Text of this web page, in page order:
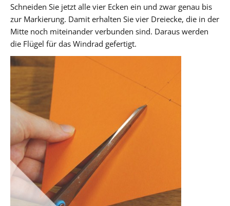
Schneiden Sie jetzt alle vier Ecken ein und zwar genau bis
zur Markierung. Damit erhalten Sie vier Dreiecke, die in der
Mitte noch miteinander verbunden sind. Daraus werden
die Flügel für das Windrad gefertigt.